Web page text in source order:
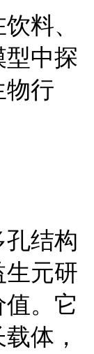
料、
中探
物行
孔结构
生元研
。它
体，